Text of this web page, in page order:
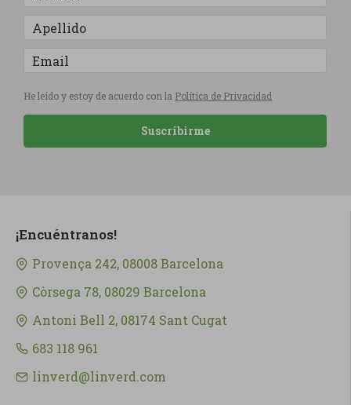
He leído y estoy de acuerdo con la Política de Privacidad
Suscribirme
¡Encuéntranos!
Provença 242, 08008 Barcelona
Còrsega 78, 08029 Barcelona
Antoni Bell 2, 08174 Sant Cugat
683 118 961
linverd@linverd.com